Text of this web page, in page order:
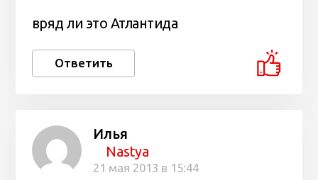
вряд ли это Атлантида
Ответить
Илья
Nastya
21 мая 2013 в 15:44